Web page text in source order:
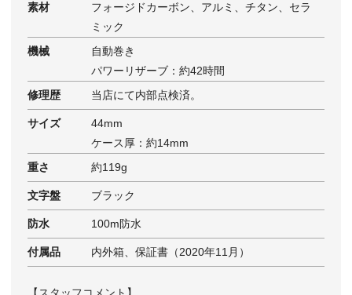
素材
フォージドカーボン、アルミ、チタン、セラ
ミック
機械
自動巻き
パワーリザーブ：約42時間
修理歴
当店にて内部点検済。
サイズ
44mm
ケース厚：約14mm
重さ
約119g
文字盤 ブラック
防水 100m防水
付属品 内外箱、保証書（2020年11月）
【スタッフコメント】